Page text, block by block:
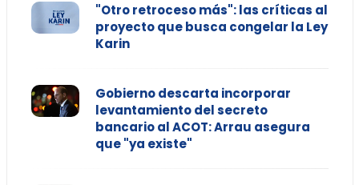
"Otro retroceso más": las críticas al
proyecto que busca congelar la Ley
Karin
Gobierno descarta incorporar
levantamiento del secreto
bancario al ACOT: Arrau asegura
que "ya existe"